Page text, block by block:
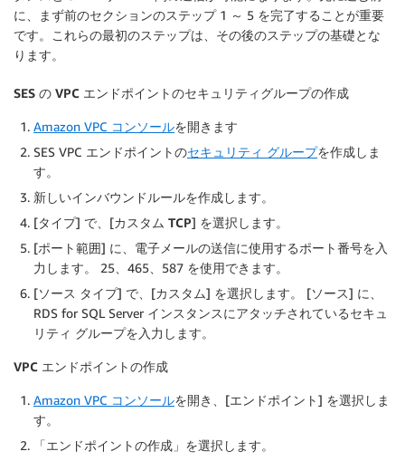
に、まず前のセクションのステップ 1 ～ 5 を完了することが重要
です。これらの最初のステップは、その後のステップの基礎とな
ります。
SES の VPC エンドポイントのセキュリティグループの作成
Amazon VPC コンソールを開きます
SES VPC エンドポイントのセキュリティ グループを作成しま
す。
新しいインバウンドルールを作成します。
[タイプ] で、[カスタム TCP] を選択します。
[ポート範囲] に、電子メールの送信に使用するポート番号を入
力します。 25、465、587 を使用できます。
[ソース タイプ] で、[カスタム] を選択します。 [ソース] に、
RDS for SQL Server インスタンスにアタッチされているセキュ
リティ グループを入力します。
VPC エンドポイントの作成
Amazon VPC コンソールを開き、[エンドポイント] を選択しま
す。
「エンドポイントの作成」を選択します。